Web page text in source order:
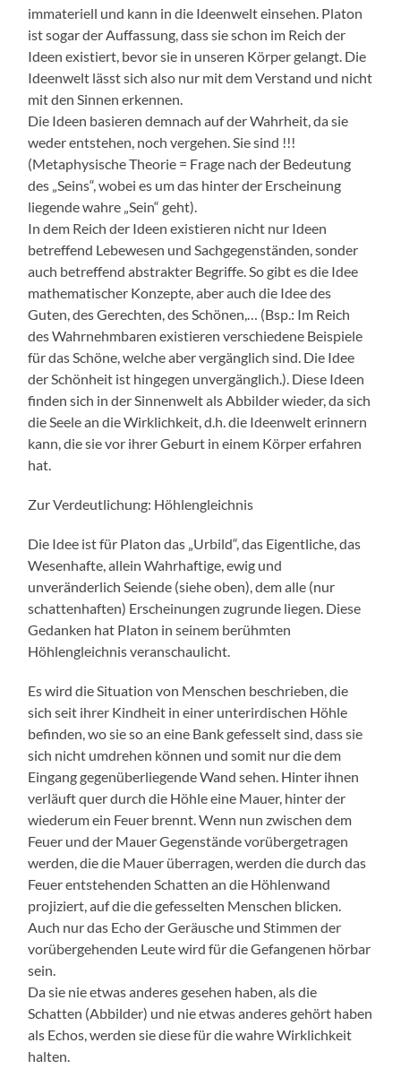
immateriell und kann in die Ideenwelt einsehen. Platon
ist sogar der Auffassung, dass sie schon im Reich der
Ideen existiert, bevor sie in unseren Körper gelangt. Die
Ideenwelt lässt sich also nur mit dem Verstand und nicht
mit den Sinnen erkennen.
Die Ideen basieren demnach auf der Wahrheit, da sie
weder entstehen, noch vergehen. Sie sind !!!
(Metaphysische Theorie = Frage nach der Bedeutung
des „Seins“, wobei es um das hinter der Erscheinung
liegende wahre „Sein“ geht).
In dem Reich der Ideen existieren nicht nur Ideen
betreffend Lebewesen und Sachgegenständen, sonder
auch betreffend abstrakter Begriffe. So gibt es die Idee
mathematischer Konzepte, aber auch die Idee des
Guten, des Gerechten, des Schönen,… (Bsp.: Im Reich
des Wahrnehmbaren existieren verschiedene Beispiele
für das Schöne, welche aber vergänglich sind. Die Idee
der Schönheit ist hingegen unvergänglich.). Diese Ideen
finden sich in der Sinnenwelt als Abbilder wieder, da sich
die Seele an die Wirklichkeit, d.h. die Ideenwelt erinnern
kann, die sie vor ihrer Geburt in einem Körper erfahren
hat.
Zur Verdeutlichung: Höhlengleichnis
Die Idee ist für Platon das „Urbild“, das Eigentliche, das
Wesenhafte, allein Wahrhaftige, ewig und
unveränderlich Seiende (siehe oben), dem alle (nur
schattenhaften) Erscheinungen zugrunde liegen. Diese
Gedanken hat Platon in seinem berühmten
Höhlengleichnis veranschaulicht.
Es wird die Situation von Menschen beschrieben, die
sich seit ihrer Kindheit in einer unterirdischen Höhle
befinden, wo sie so an eine Bank gefesselt sind, dass sie
sich nicht umdrehen können und somit nur die dem
Eingang gegenüberliegende Wand sehen. Hinter ihnen
verläuft quer durch die Höhle eine Mauer, hinter der
wiederum ein Feuer brennt. Wenn nun zwischen dem
Feuer und der Mauer Gegenstände vorübergetragen
werden, die die Mauer überragen, werden die durch das
Feuer entstehenden Schatten an die Höhlenwand
projiziert, auf die die gefesselten Menschen blicken.
Auch nur das Echo der Geräusche und Stimmen der
vorübergehenden Leute wird für die Gefangenen hörbar
sein.
Da sie nie etwas anderes gesehen haben, als die
Schatten (Abbilder) und nie etwas anderes gehört haben
als Echos, werden sie diese für die wahre Wirklichkeit
halten.